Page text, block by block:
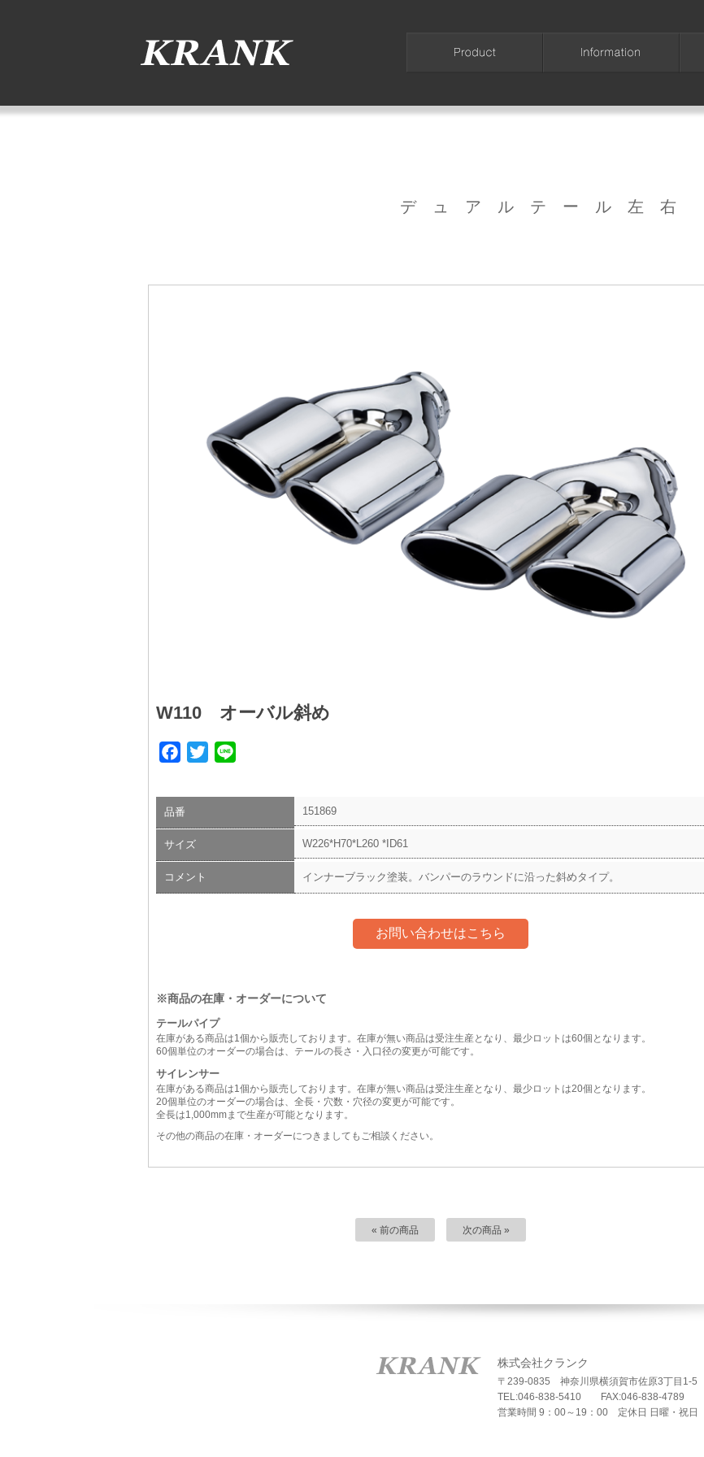
デュアルテール左右
W110 オーバル斜め
Facebook
Twitter
品番 151869
サイズ W226*H70*L260 *ID61
コメント インナーブラック塗装。バンパーのラウンドに沿った斜めタイプ。
お問い合わせはこちら
※商品の在庫・オーダーについて
テールパイプ
在庫がある商品は1個から販売しております。在庫が無い商品は受注生産となり、最少ロットは60個となります。
60個単位のオーダーの場合は、テールの長さ・入口径の変更が可能です。
サイレンサー
在庫がある商品は1個から販売しております。在庫が無い商品は受注生産となり、最少ロットは20個となります。
20個単位のオーダーの場合は、全長・穴数・穴径の変更が可能です。
全長は1,000mmまで生産が可能となります。
その他の商品の在庫・オーダーにつきましてもご相談ください。
« 前の商品 次の商品 »
株式会社クランク
〒239-0835 神奈川県横須賀市佐原3丁目1-5
TEL:046-838-5410 FAX:046-838-4789
営業時間 9：00～19：00 定休日 日曜・祝日